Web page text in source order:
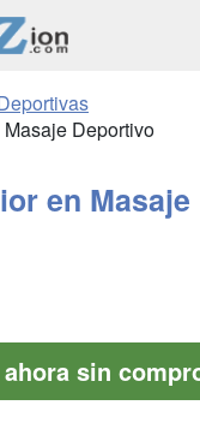
Deportivo
en Masaje
ahora sin